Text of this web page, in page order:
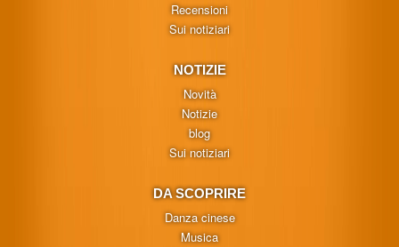
Recensioni
Sui notiziari
NOTIZIE
Novità
Notizie
blog
Sui notiziari
DA SCOPRIRE
Danza cinese
Musica